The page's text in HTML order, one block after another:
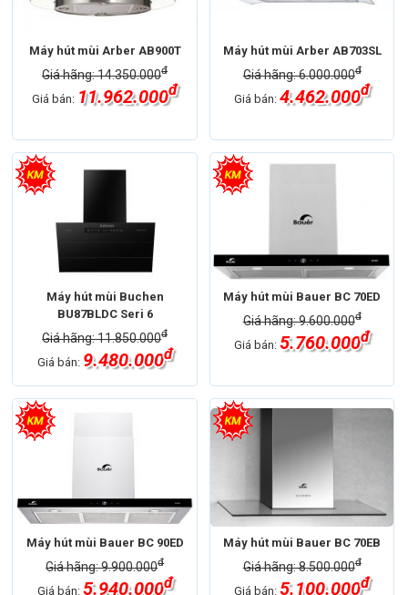
Máy hút mùi Arber AB900T
Giá hãng: 14.350.000đ
Giá bán: 11.962.000đ
Máy hút mùi Arber AB703SL
Giá hãng: 6.000.000đ
Giá bán:4.462.000đ
Máy hút mùi Buchen
BU87BLDC Seri 6
Giá hãng: 11.850.000đ
Giá bán: 9.480.000đ
Máy hút mùi Bauer BC 70ED
Giá hãng: 9.600.000đ
Giá bán:5.760.000đ
Máy hút mùi Bauer BC 90ED
Giá hãng: 9.900.000đ
Giá bán: 5.940.000đ
Máy hút mùi Bauer BC 70EB
Giá hãng: 8.500.000đ
Giá bán:5.100.000đ